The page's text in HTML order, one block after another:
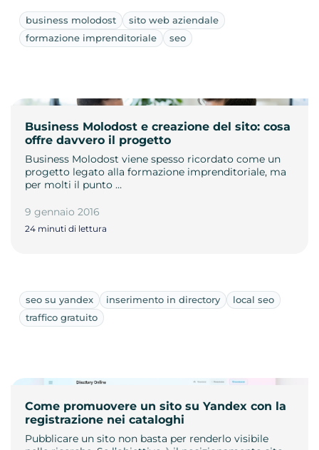
business molodost
sito web aziendale
formazione imprenditoriale
seo
Business Molodost e creazione del sito: cosa
offre davvero il progetto
Business Molodost viene spesso ricordato come un
progetto legato alla formazione imprenditoriale, ma
per molti il punto …
9 gennaio 2016
24 minuti di lettura
seo su yandex inserimento in directory
local seo
traffico gratuito
Come promuovere un sito su Yandex con la
registrazione nei cataloghi
Pubblicare un sito non basta per renderlo visibile